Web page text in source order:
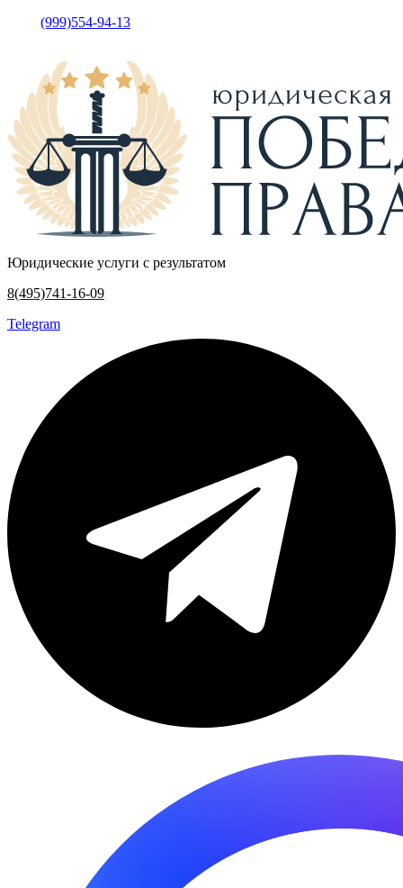
(999)554-94-13
Юридические услуги с результатом
8(495)741-16-09
Telegram